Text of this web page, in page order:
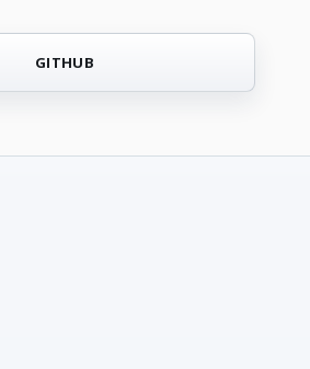
GITHUB